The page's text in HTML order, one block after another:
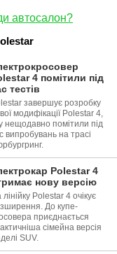
автосалон?
4 помітили під
тестів
завершує розробку
модифікації Polestar 4,
нещодавно помітили під
випробувань на трасі
Polestar 4
нову версію
лінійку Polestar 4 очікує
До купе-
приєднається
сімейна версія
SUV.